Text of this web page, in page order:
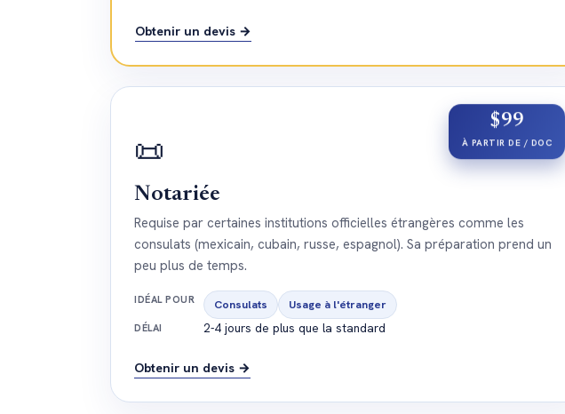
Obtenir un devis →
$99
À PARTIR DE / DOC
📜
Notariée
Requise par certaines institutions officielles étrangères comme les
consulats (mexicain, cubain, russe, espagnol). Sa préparation prend un
peu plus de temps.
IDÉAL POUR Consulats Usage à l'étranger
DÉLAI 2-4 jours de plus que la standard
Obtenir un devis →